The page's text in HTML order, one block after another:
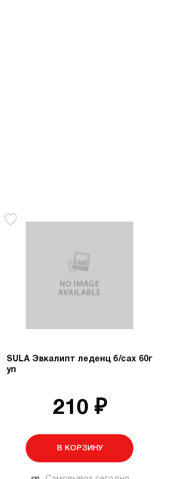
SULA Эвкалипт леденц б/сах 60г
уп
210 ₽
В КОРЗИНУ